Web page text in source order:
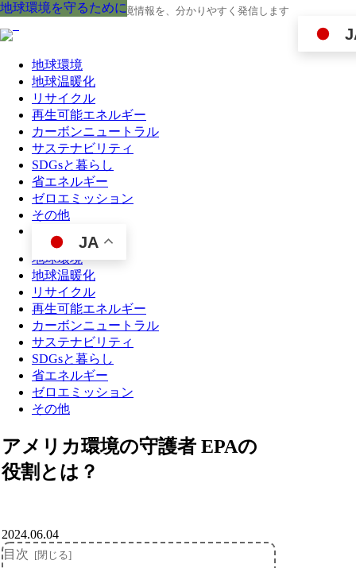
地球の今と未来に役立つ環境情報を、分かりやすく発信します
地球環境
地球温暖化
リサイクル
再生可能エネルギー
カーボンニュートラル
サステナビリティ
SDGsと暮らし
省エネルギー
ゼロエミッション
その他
JA
地球環境
地球温暖化
リサイクル
再生可能エネルギー
カーボンニュートラル
サステナビリティ
SDGsと暮らし
省エネルギー
ゼロエミッション
その他
アメリカ環境の守護者 EPAの
役割とは？
地球環境を守るために
2024.06.04
目次
地球環境を守るために
地球環境を守るために
地球環境を守るために
地球環境を守るために
地球環境を守るために
地球環境を守るために
地球環境を守るために
地球環境を守るために